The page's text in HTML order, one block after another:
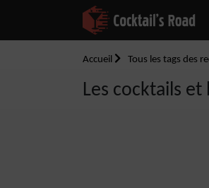
Accueil Tous les tags des
Les cocktails